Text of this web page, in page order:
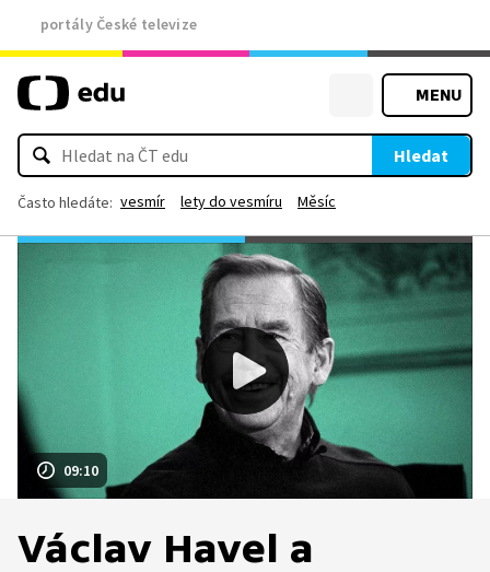
portály České televize
MENU
Hledat
Často hledáte: vesmír lety do vesmíru Měsíc
09:10
Václav Havel a